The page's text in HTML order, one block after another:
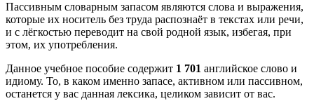
Пассивным словарным запасом являются слова и выражения,
которые их носитель без труда распознаёт в текстах или речи,
и с лёгкостью переводит на свой родной язык, избегая, при
этом, их употребления.
Данное учебное пособие содержит 1 701 английское слово и
идиому. То, в каком именно запасе, активном или пассивном,
останется у вас данная лексика, целиком зависит от вас.